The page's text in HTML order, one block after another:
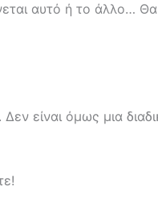
αυτό ή το άλλο…
είναι όμως μια